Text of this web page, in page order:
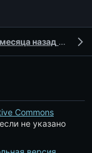
назад
Commons
не указано